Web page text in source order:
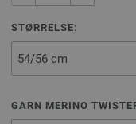
STØRRELSE:
GARN MERINO